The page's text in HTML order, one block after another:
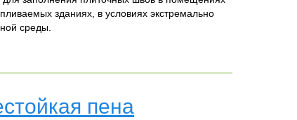
зданиях, в условиях экстремально
среды.
пена